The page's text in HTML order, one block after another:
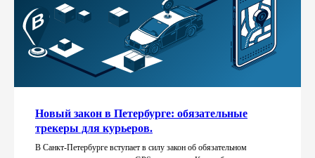
Новый закон в Петербурге: обязательные
трекеры для курьеров.
В Санкт-Петербурге вступает в силу закон об обязательном